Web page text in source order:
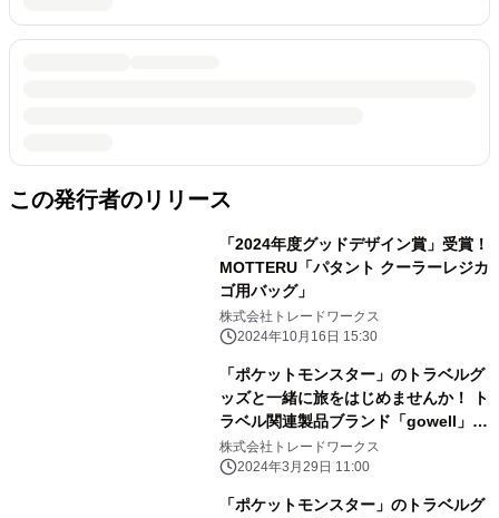
この発行者のリリース
「2024年度グッドデザイン賞」受賞！
MOTTERU「パタント クーラーレジカ
ゴ用バッグ」
株式会社トレードワークス
2024年10月16日 15:30
「ポケットモンスター」のトラベルグ
ッズと一緒に旅をはじめませんか！ ト
ラベル関連製品ブランド「gowell」よ
りポケモンデザインの商品を新発売！
株式会社トレードワークス
2024年3月29日 11:00
「ポケットモンスター」のトラベルグ